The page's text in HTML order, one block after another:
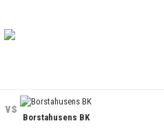
vs
Borstahusens BK